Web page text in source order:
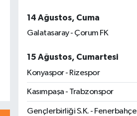
14 Ağustos, Cuma
Galatasaray - Çorum FK
15 Ağustos, Cumartesi
Konyaspor - Rizespor
Kasımpaşa - Trabzonspor
Gençlerbirliği S.K. - Fenerbahçe